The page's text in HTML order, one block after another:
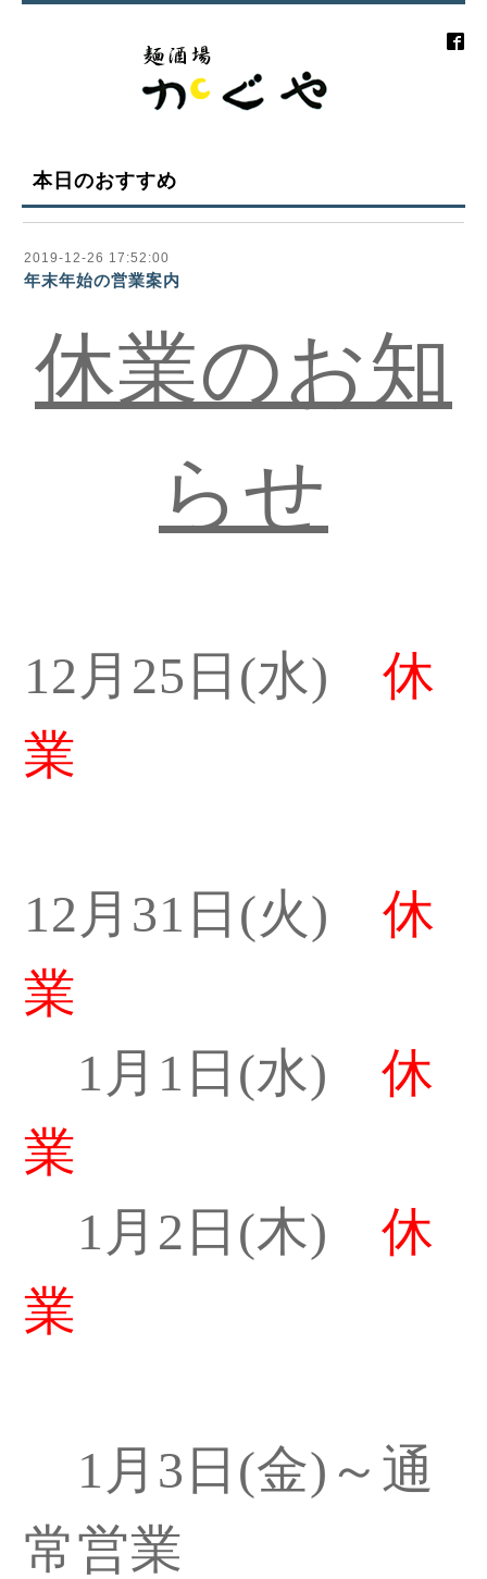
本日のおすすめ
2019-12-26 17:52:00
年末年始の営業案内
休業のお知
らせ
12 月 25 日 (水)
休
業
12 月 31 日 (火)
休
業
1 月 1 日 (水)
休
業
1 月 2 日 (木)
休
業
1 月 3 日 (金) ～通
常営業